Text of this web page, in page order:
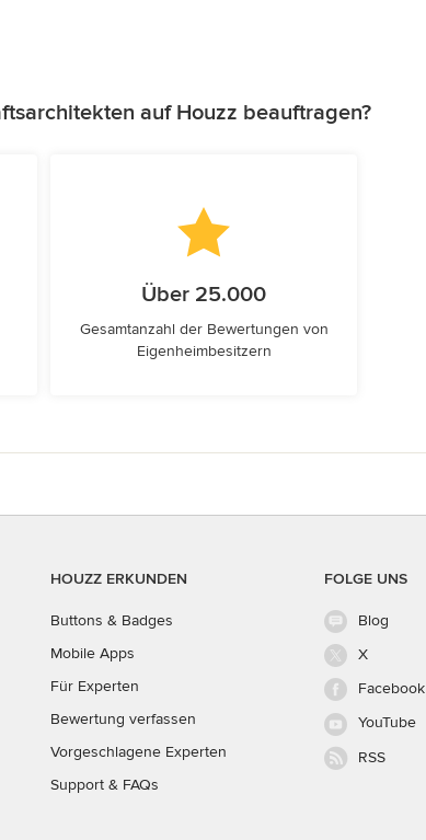
auf Houzz beauftragen?
Über 25.000
Gesamtanzahl der Bewertungen von
Eigenheimbesitzern
HOUZZ ERKUNDEN
Buttons & Badges
Mobile Apps
Für Experten
Bewertung verfassen
Vorgeschlagene Experten
Support & FAQs
FOLGE UNS
Blog
X
Facebook
YouTube
RSS